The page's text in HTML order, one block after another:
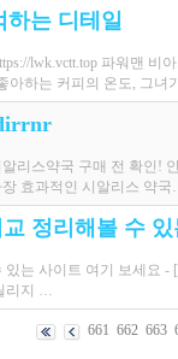
하는 디테일
lwk.vctt.top 파워맨
아하는 커피의 온도, 그녀
알리스약국 구매 전 확
장 효과적인 시알리스 약
정리해볼 수
는 사이트 여기 보세요
리지 …
661 662 663